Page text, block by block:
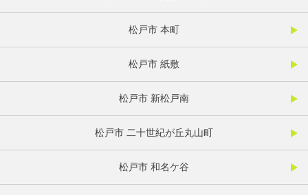
松戸市 本町
松戸市 紙敷
松戸市 新松戸南
松戸市 二十世紀が丘丸山町
松戸市 和名ケ谷